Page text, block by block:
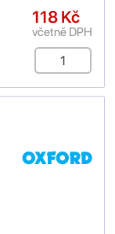
118 Kč
včetně DPH